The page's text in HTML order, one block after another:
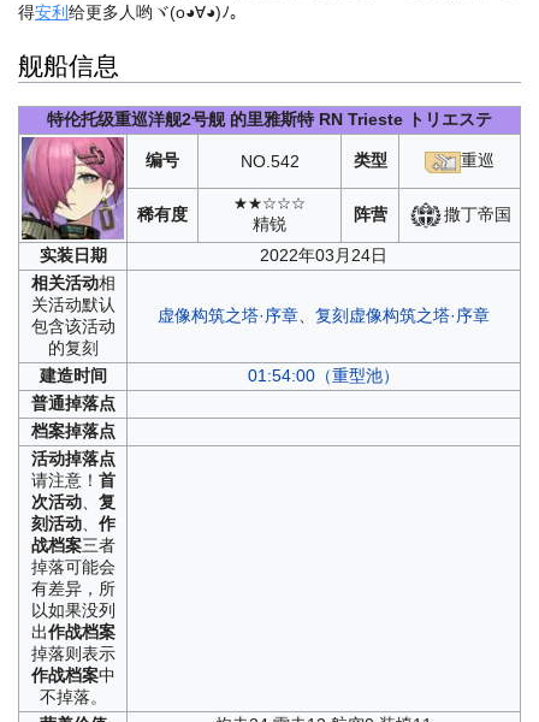
得安利 给更多人哟ヾ(o◕∀◕)ﾉ。
舰船信息
特伦托级重巡洋舰2号舰 的里雅斯特 RN Trieste トリエステ
编号 NO.542 类型 重巡
稀有度
★★☆☆☆
精锐 阵营 撒丁帝国
实装日期
2022年03月24日
相关活动相
关活动默认
包含该活动
的复刻
虚像构筑之塔·序章、 复刻虚像构筑之塔·序章
建造时间
01:54:00（重型池）
普通掉落点
档案掉落点
活动掉落点
请注意！ 首
次活动、 复
刻活动、 作
战档案三者
掉落可能会
有差异，所
以如果没列
出作战档案
掉落则表示
作战档案中
不掉落。